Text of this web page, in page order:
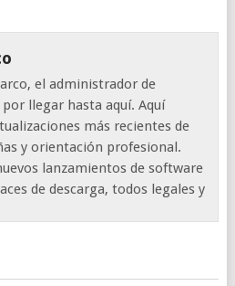
el administrador de
llegar hasta aquí. Aquí
más recientes de
y orientación profesional.
lanzamientos de software
de descarga, todos legales y